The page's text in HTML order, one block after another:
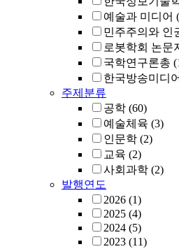
예술과 미디어
민주주의와 인
로봇학회 논문
국학연구론총
한국방송미디
주제분류
공학 (60)
예술체육 (3)
인문학 (2)
교육 (2)
사회과학 (2)
발행연도
2026 (1)
2025 (4)
2024 (5)
2023 (11)